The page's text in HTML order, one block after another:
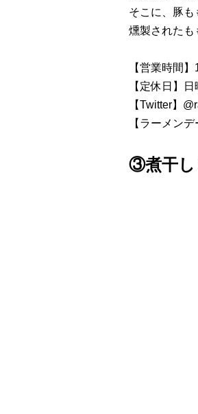
そこに、豚も
燻製されたも
【営業時間
【定休日】日
【Twitter】
【ラーメンデ
③煮干し